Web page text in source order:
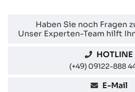
Haben Sie noch Fragen
Unser Experten-Team hilft
HOTLINE
(+49) 09122-888
E-Mail